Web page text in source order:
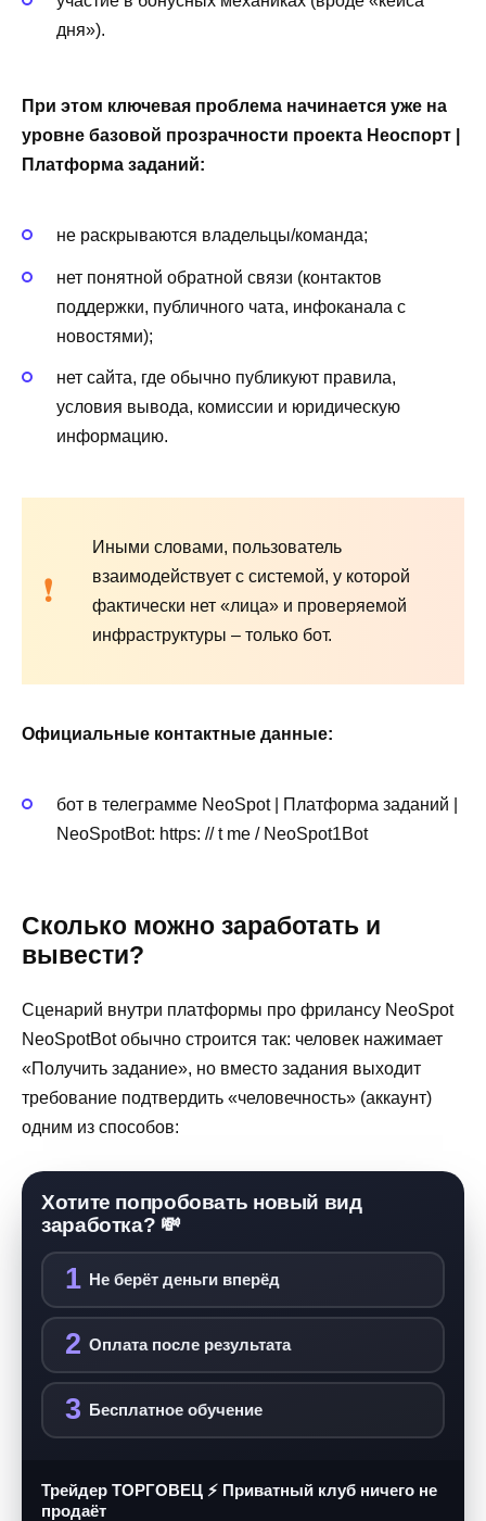
дня»).
При этом ключевая проблема начинается уже на
уровне базовой прозрачности проекта Неоспорт |
Платформа заданий:
не раскрываются владельцы/команда;
нет понятной обратной связи (контактов
поддержки, публичного чата, инфоканала с
новостями);
нет сайта, где обычно публикуют правила,
условия вывода, комиссии и юридическую
информацию.
Иными словами, пользователь
взаимодействует с системой, у которой
фактически нет «лица» и проверяемой
инфраструктуры – только бот.
Официальные контактные данные:
бот в телеграмме NeoSpot | Платформа заданий |
NeoSpotBot: https: // t me / NeoSpot1Bot
Сколько можно заработать и
вывести?
Сценарий внутри платформы про фрилансу NeoSpot
NeoSpotBot обычно строится так: человек нажимает
«Получить задание», но вместо задания выходит
требование подтвердить «человечность» (аккаунт)
одним из способов:
Хотите попробовать новый вид
заработка? 💸
1 Не берёт деньги вперёд
2 Оплата после результата
3 Бесплатное обучение
Трейдер ТОРГОВЕЦ ⚡ Приватный клуб ничего не
продаёт